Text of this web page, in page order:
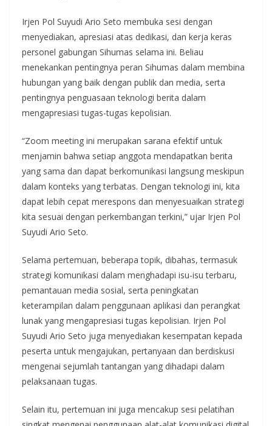
Irjen Pol Suyudi Ario Seto membuka sesi dengan
menyediakan, apresiasi atas dedikasi, dan kerja keras
personel gabungan Sihumas selama ini. Beliau
menekankan pentingnya peran Sihumas dalam membina
hubungan yang baik dengan publik dan media, serta
pentingnya penguasaan teknologi berita dalam
mengapresiasi tugas-tugas kepolisian.
“Zoom meeting ini merupakan sarana efektif untuk
menjamin bahwa setiap anggota mendapatkan berita
yang sama dan dapat berkomunikasi langsung meskipun
dalam konteks yang terbatas. Dengan teknologi ini, kita
dapat lebih cepat merespons dan menyesuaikan strategi
kita sesuai dengan perkembangan terkini,” ujar Irjen Pol
Suyudi Ario Seto.
Selama pertemuan, beberapa topik, dibahas, termasuk
strategi komunikasi dalam menghadapi isu-isu terbaru,
pemantauan media sosial, serta peningkatan
keterampilan dalam penggunaan aplikasi dan perangkat
lunak yang mengapresiasi tugas kepolisian. Irjen Pol
Suyudi Ario Seto juga menyediakan kesempatan kepada
peserta untuk mengajukan, pertanyaan dan berdiskusi
mengenai sejumlah tantangan yang dihadapi dalam
pelaksanaan tugas.
Selain itu, pertemuan ini juga mencakup sesi pelatihan